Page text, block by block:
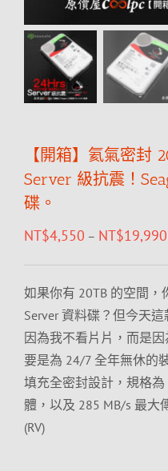
【開箱】氦氣密封
Server 級抗震！
碟。
NT$4,550 – NT$19,990
如果你有 20TB 的空間
Server 資料碟？但今天
因為我不看片片，而是因
要是為 24/7 全年無休的
填充全密封設計，規格
體，以及 285 MB/s 最大
(RV)